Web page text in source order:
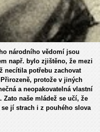
národního vědomí jsou
např. bylo zjištěno, že mezi
necítila potřebu zachovat
protože v jiných
a neopakovatelná vlastní
naše mládež se učí, že
jí strach i z pouhého slova